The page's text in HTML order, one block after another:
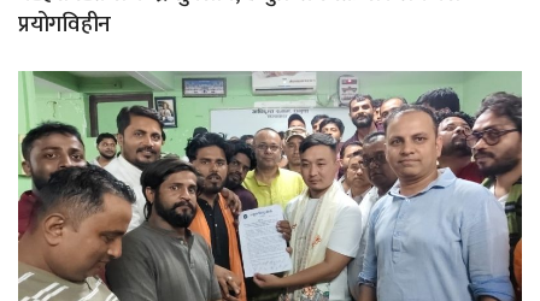
प्रयोगविहीन